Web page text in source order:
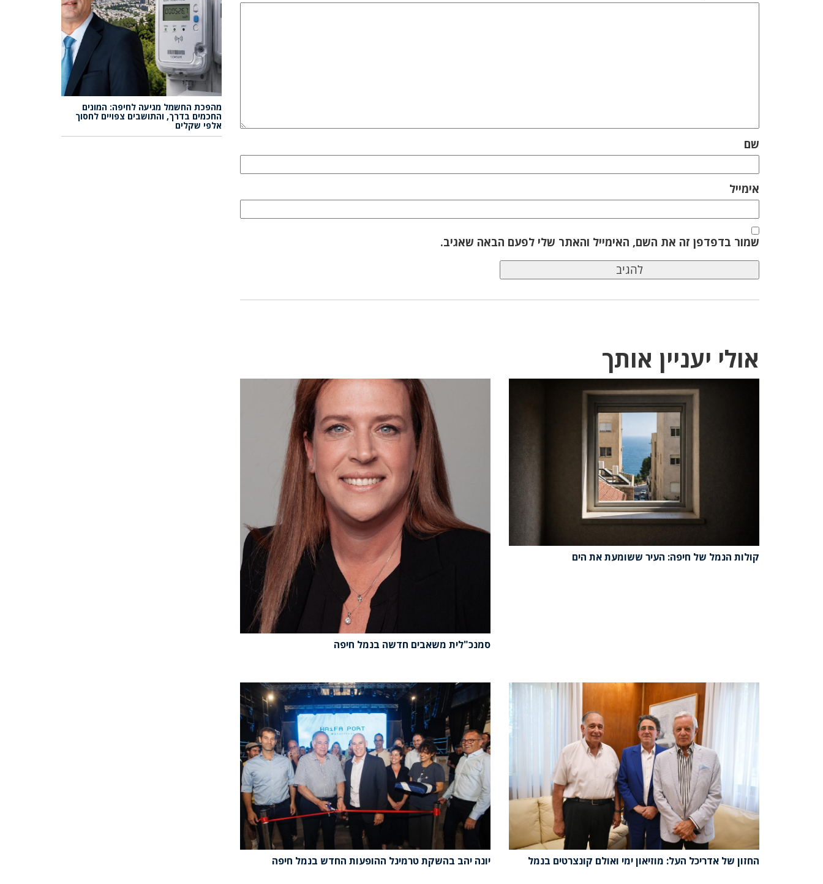
שם
אימייל
שמור בדפדפן זה את השם, האימייל והאתר שלי לפעם הבאה שאגיב.
מהפכת החשמל מגיעה לחיפה: המונים
החכמים בדרך, והתושבים צפויים לחסוך
אלפי שקלים
אולי יעניין אותך
קולות הנמל של חיפה: העיר ששומעת את הים
סמנכ"לית משאבים חדשה בנמל חיפה
החזון של אדריכל העל: מוזיאון ימי ואולם קונצרטים בנמל יונה יהב בהשקת טרמינל ההופעות החדש בנמל חיפה